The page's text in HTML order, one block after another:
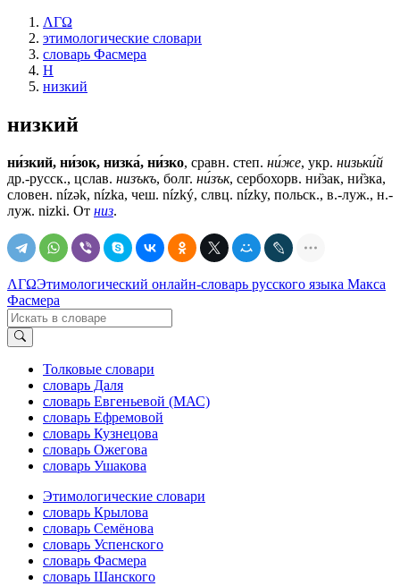
ΛΓΩ
этимологические словари
словарь Фасмера
Н
низкий
низкий
ни́зкий, ни́зок, низка́, ни́зко, сравн. степ. ни́же, укр. низьки́й
др.-русск., цслав. низъкъ, болг. ни́зък, сербохорв. ни̏зак, ни̏зка,
словен. nízǝk, nízka, чеш. nízký, слвц. nízky, польск., в.-луж., н.-
луж. nizki. От низ.
ΛΓΩЭтимологический онлайн-словарь русского языка Макса
Фасмера
Толковые словари
словарь Даля
словарь Евгеньевой (МАС)
словарь Ефремовой
словарь Кузнецова
словарь Ожегова
словарь Ушакова
Этимологические словари
словарь Крылова
словарь Семёнова
словарь Успенского
словарь Фасмера
словарь Шанского